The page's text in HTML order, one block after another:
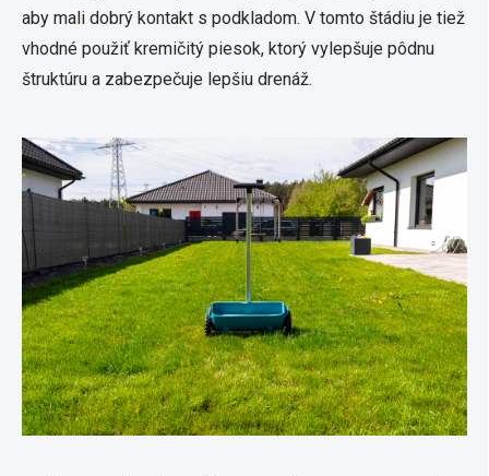
aby mali dobrý kontakt s podkladom. V tomto štádiu je tiež
vhodné použiť kremičitý piesok, ktorý vylepšuje pôdnu
štruktúru a zabezpečuje lepšiu drenáž.